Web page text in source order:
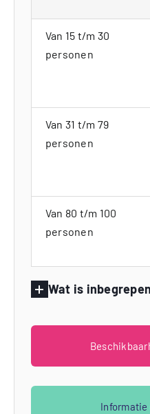
Van 15 t/m 30
personen
Van 31 t/m 79
personen
Van 80 t/m 100
personen
Wat is
Informatie